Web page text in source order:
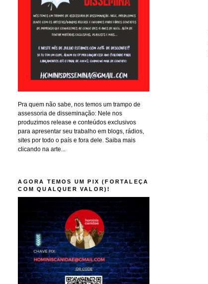
Pra quem não sabe, nos temos um trampo de
assessoria de disseminação: Nele nos
produzimos release e conteúdos exclusivos
para apresentar seu trabalho em blogs, rádios,
sites por todo o país e fora dele. Saiba mais
clicando na arte...
AGORA TEMOS UM PIX (FORTALEÇA
COM QUALQUER VALOR)!